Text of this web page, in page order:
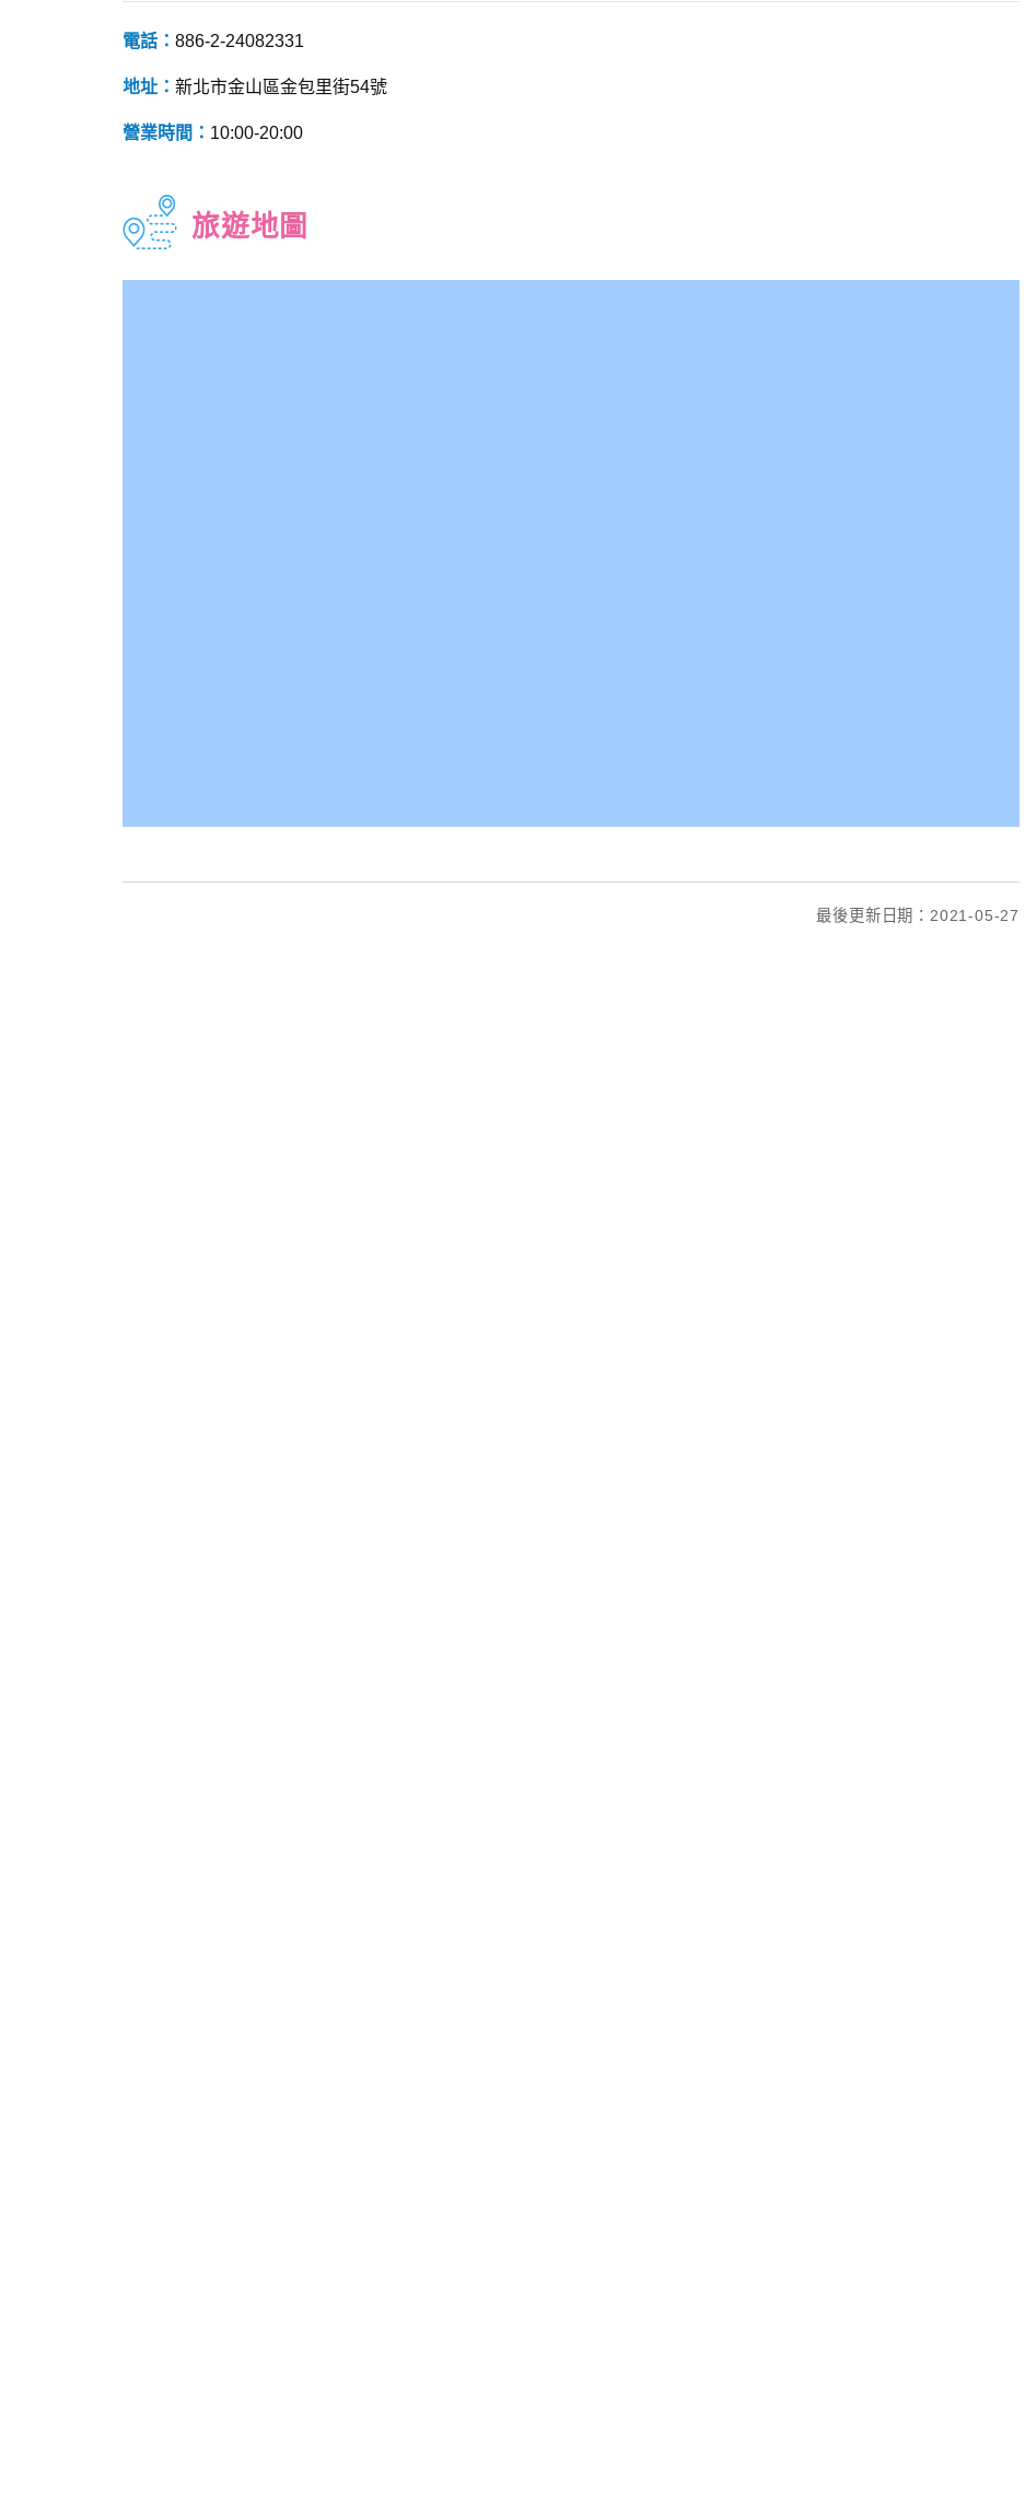
電話： 886-2-24082331
地址： 新北市金山區金包里街54號
營業時間： 10:00-20:00
旅遊地圖
最後更新日期：2021-05-27